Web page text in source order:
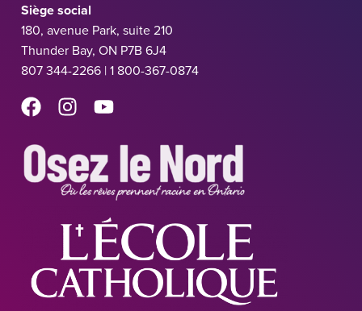
Siège social
180, avenue Park, suite 210
Thunder Bay, ON P7B 6J4
807 344-2266 | 1 800-367-0874